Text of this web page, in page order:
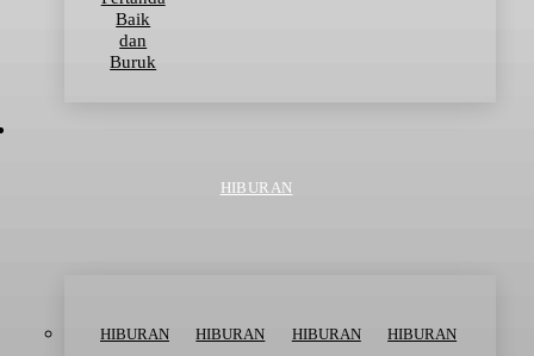
Baik
dan
Buruk
HIBURAN
HIBURAN HIBURAN HIBURAN HIBURAN